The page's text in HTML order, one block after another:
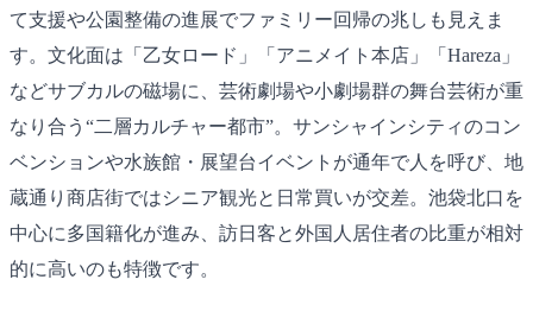
て支援や公園整備の進展でファミリー回帰の兆しも見えま
す。文化面は「乙女ロード」「アニメイト本店」「Hareza」
などサブカルの磁場に、芸術劇場や小劇場群の舞台芸術が重
なり合う“二層カルチャー都市”。サンシャインシティのコン
ベンションや水族館・展望台イベントが通年で人を呼び、地
蔵通り商店街ではシニア観光と日常買いが交差。池袋北口を
中心に多国籍化が進み、訪日客と外国人居住者の比重が相対
的に高いのも特徴です。